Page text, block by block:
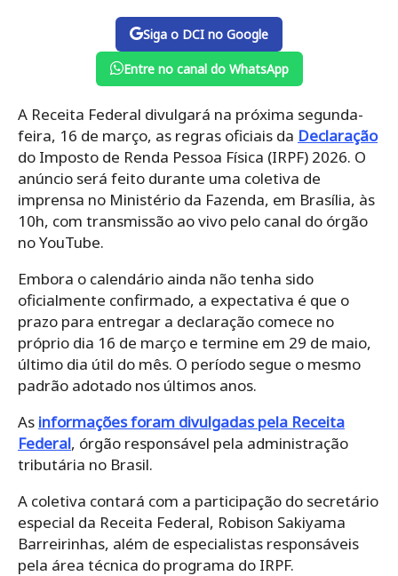
Siga o DCI no Google
Entre no canal do WhatsApp
A Receita Federal divulgará na próxima segunda-
feira, 16 de março, as regras oficiais da Declaração
do Imposto de Renda Pessoa Física (IRPF) 2026. O
anúncio será feito durante uma coletiva de
imprensa no Ministério da Fazenda, em Brasília, às
10h, com transmissão ao vivo pelo canal do órgão
no YouTube.
Embora o calendário ainda não tenha sido
oficialmente confirmado, a expectativa é que o
prazo para entregar a declaração comece no
próprio dia 16 de março e termine em 29 de maio,
último dia útil do mês. O período segue o mesmo
padrão adotado nos últimos anos.
As informações foram divulgadas pela Receita
Federal, órgão responsável pela administração
tributária no Brasil.
A coletiva contará com a participação do secretário
especial da Receita Federal, Robison Sakiyama
Barreirinhas, além de especialistas responsáveis
pela área técnica do programa do IRPF.